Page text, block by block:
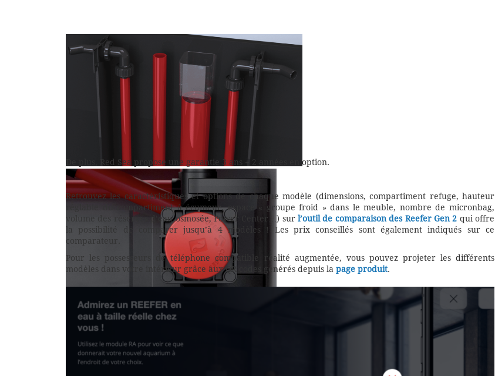
Nouveau système de remontée et descente
Nouvelle vanne de précision
De plus, Red Sea propose une garantie 3 ans + 2 années en option.
Retrouvez les caractéristiques et options de chaque modèle (dimensions, compartiment refuge, hauteur
réglable du compartiment à écumeur, espace « groupe froid » dans le meuble, nombre de micronbag,
volume des réserves d’eau osmosée, Power Center…) sur l’outil de comparaison des Reefer Gen 2 qui offre
la possibilité de comparer jusqu’à 4 modèles ! Les prix conseillés sont également indiqués sur ce
comparateur.
Pour les possesseurs de téléphone compatible réalité augmentée, vous pouvez projeter les différents
modèles dans votre intérieur grâce aux QR codes générés depuis la page produit.